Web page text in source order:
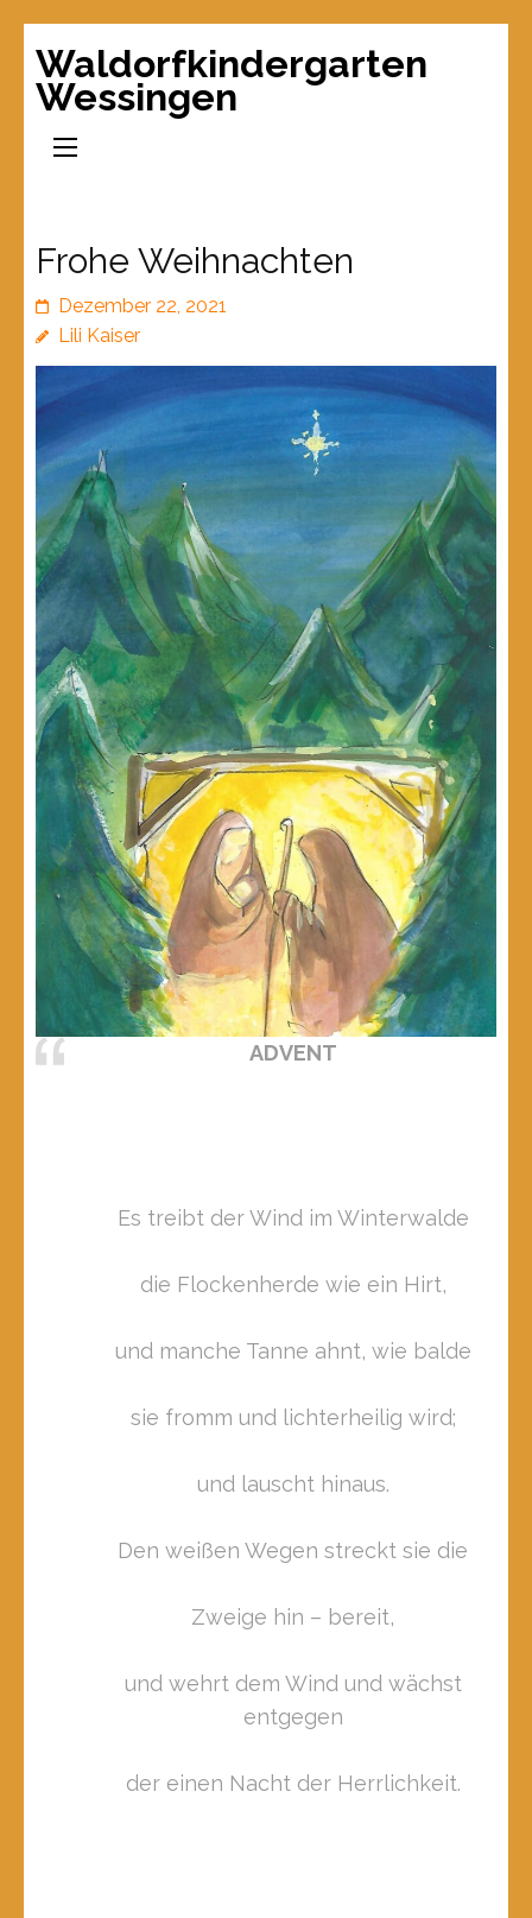
Waldorfkindergarten
Wessingen
Frohe Weihnachten
Dezember 22, 2021
Lili Kaiser
ADVENT
Es treibt der Wind im Winterwalde
die Flockenherde wie ein Hirt,
und manche Tanne ahnt, wie balde
sie fromm und lichterheilig wird;
und lauscht hinaus.
Den weißen Wegen streckt sie die
Zweige hin – bereit,
und wehrt dem Wind und wächst
entgegen
der einen Nacht der Herrlichkeit.